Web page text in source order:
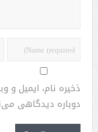
ذخیره نام، ایمیل و
دوباره دیدگاهی